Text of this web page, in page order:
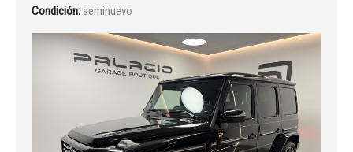
Condición: seminuevo